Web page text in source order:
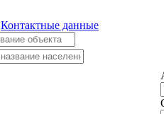
Контактные данные